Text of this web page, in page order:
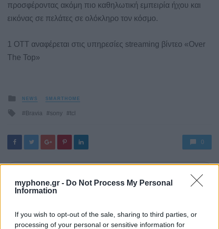
myphone.gr - Do Not Process My Personal
Information
If you wish to opt-out of the sale, sharing to third parties, or
processing of your personal or sensitive information for
προσφέροντας ακόμη πιο καθηλωτική εμπειρία ήχου και
εικόνας σε πελάτες σε ολόκληρο τον κόσμο.
1 OTT αναφέρεται στις υπηρεσίες streaming βίντεο «Over
The Top»
Posted
NEWS SMARTHOME
Tagged
Bravia sony tcl
0
Δημιουργήστε ένα λογαριασμό ή συνδεθείτε για
να σχολιάσετε